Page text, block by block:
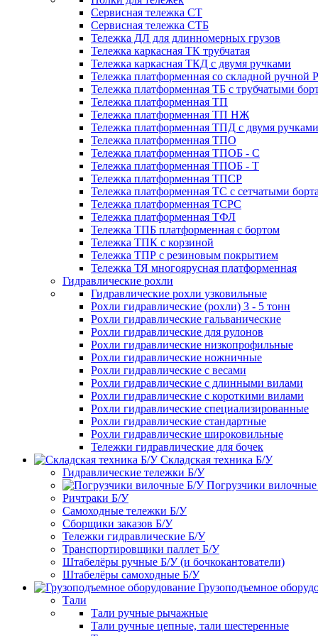
Сервисная тележка СТ
Сервисная тележка СТБ
Тележка ДЛ для длинномерных грузов
Тележка каркасная ТК трубчатая
Тележка каркасная ТКД с двумя ручками
Тележка платформенная со складной ручной
Тележка платформенная ТБ с трубчатыми
Тележка платформенная ТП
Тележка платформенная ТП НЖ
Тележка платформенная ТПД с двумя ручками
Тележка платформенная ТПО
Тележка платформенная ТПОБ - С
Тележка платформенная ТПОБ - Т
Тележка платформенная ТПСР
Тележка платформенная ТС с сетчатыми
Тележка платформенная ТСРС
Тележка платформенная ТФЛ
Тележка ТПБ платформенная с бортом
Тележка ТПК с корзиной
Тележка ТПР с резиновым покрытием
Тележка ТЯ многоярусная платформенная
Гидравлические рохли
Гидравлические рохли узковильные
Рохли гидравлические (рохли) 3 - 5 тонн
Рохли гидравлические гальванические
Рохли гидравлические для рулонов
Рохли гидравлические низкопрофильные
Рохли гидравлические ножничные
Рохли гидравлические с весами
Рохли гидравлические с длинными вилами
Рохли гидравлические с короткими вилами
Рохли гидравлические специализированные
Рохли гидравлические стандартные
Рохли гидравлические широковильные
Тележки гидравлические для бочек
Складская техника Б/У
Гидравлические тележки Б/У
Погрузчики
Ричтраки Б/У
Самоходные тележки Б/У
Сборщики заказов Б/У
Тележки гидравлические Б/У
Транспортировщики паллет Б/У
Штабелёры ручные Б/У (и бочкокантователи)
Штабелёры самоходные Б/У
Грузоподъемное
Тали
Тали ручные рычажные
Тали ручные цепные, тали шестеренные